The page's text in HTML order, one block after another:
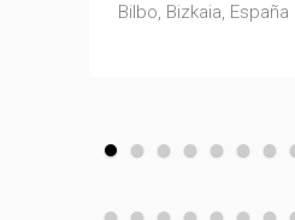
Bilbo, Bizkaia, España
España